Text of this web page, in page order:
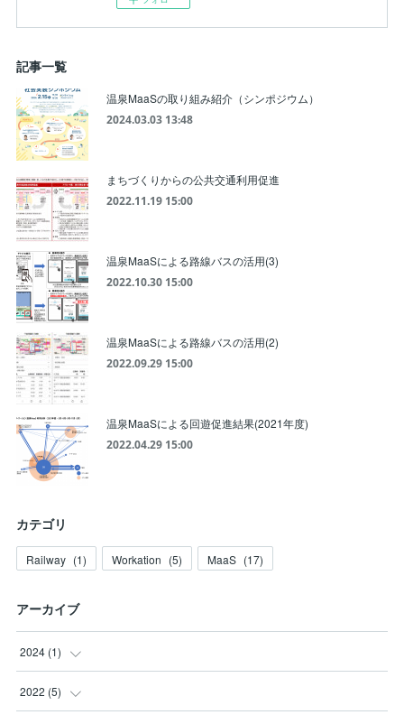
記事一覧
温泉MaaSの取り組み紹介（シンポジウム）
2024.03.03 13:48
まちづくりからの公共交通利用促進
2022.11.19 15:00
温泉MaaSによる路線バスの活用(3)
2022.10.30 15:00
温泉MaaSによる路線バスの活用(2)
2022.09.29 15:00
温泉MaaSによる回遊促進結果(2021年度)
2022.04.29 15:00
カテゴリ
Railway (1) Workation (5) MaaS (17)
アーカイブ
2024 (1)
( )
2022 (5)